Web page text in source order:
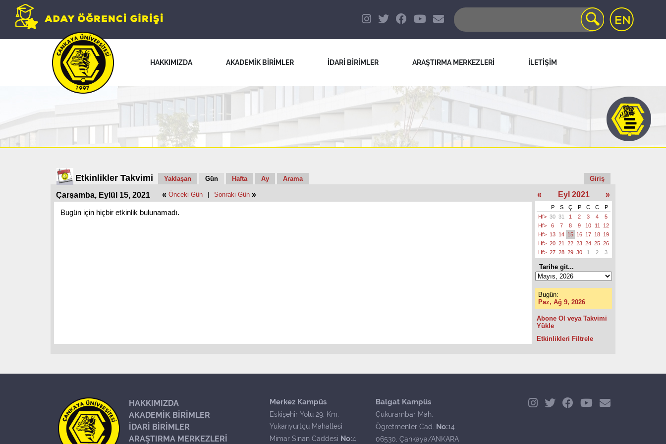
HAKKIMIZDA AKADEMİK BİRİMLER İDARİ BİRİMLER ARAŞTIRMA MERKEZLERİ İLETİŞİM
Etkinlikler Takvimi Yaklaşan Gün Hafta Ay Arama Giriş
Çarşamba, Eylül 15, 2021 « Önceki Gün Sonraki Gün »
Bugün için hiçbir etkinlik bulunamadı.
« Eyl 2021 »
P S Ç P C C
P
Hf> 30 31 1 2 3 4
5
Hf>
6 7 8 9 10 11
12
Hf> 13 14 15 16 17 18 19
Hf> 20 21 22 23 24 25 26
Hf> 27 28 29 30 1 2 3
Tarihe git...
Bugün:
Paz, Ağ 9, 2026
Abone Ol veya Takvimi
Yükle
Etkinlikleri Filtrele
HAKKIMIZDA
AKADEMİK BİRİMLER
İDARİ BİRİMLER
ARAŞTIRMA MERKEZLERİ
Merkez Kampüs
Eskişehir Yolu 29. Km.
Yukarıyurtçu Mahallesi
Mimar Sinan Caddesi No:4
Balgat Kampüs
Çukurambar Mah.
Öğretmenler Cad. No:14
06530, Çankaya/ANKARA